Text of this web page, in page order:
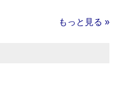
もっと見る »